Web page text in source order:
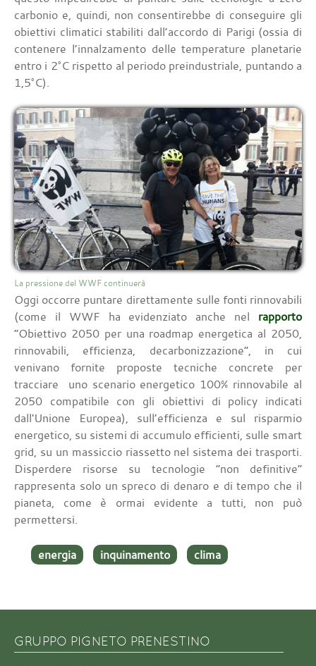
carbonio e, quindi, non consentirebbe di conseguire gli
obiettivi climatici stabiliti dall’accordo di Parigi (ossia di
contenere l’innalzamento delle temperature planetarie
entro i 2°C rispetto al periodo preindustriale, puntando a
1,5°C).
La pressione del WWF continuerà
Oggi occorre puntare direttamente sulle fonti rinnovabili
(come il WWF ha evidenziato anche nel rapporto
“Obiettivo 2050 per una roadmap energetica al 2050,
rinnovabili, efficienza, decarbonizzazione”, in cui
venivano fornite proposte tecniche concrete per
tracciare uno scenario energetico 100% rinnovabile al
2050 compatibile con gli obiettivi di policy indicati
dall'Unione Europea), sull’efficienza e sul risparmio
energetico, su sistemi di accumulo efficienti, sulle smart
grid, su un massiccio riassetto nel sistema dei trasporti.
Disperdere risorse su tecnologie “non definitive”
rappresenta solo un spreco di denaro e di tempo che il
pianeta, come è ormai evidente a tutti, non può
permettersi.
energia inquinamento clima
GRUPPO PIGNETO PRENESTINO